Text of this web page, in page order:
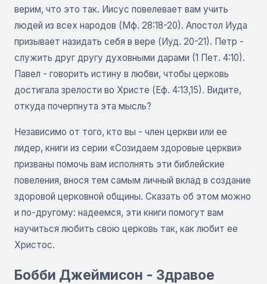
верим, что это так. Иисус повелевает вам учить
людей из всех народов (Мф. 28:18-20). Апостол Иуда
призывает назидать себя в вере (Иуд. 20-21). Петр -
служить друг другу духовными дарами (1 Пет. 4:10).
Павел - говорить истину в любви, чтобы церковь
достигала зрелости во Христе (Еф. 4:13,15). Видите,
откуда почерпнута эта мысль?
Независимо от того, кто вы - член церкви или ее
лидер, книги из серии «Созидаем здоровые церкви»
призваны помочь вам исполнять эти библейские
повеления, внося тем самым личный вклад в создание
здоровой церковной общины. Сказать об этом можно
и по-другому: надеемся, эти книги помогут вам
научиться любить свою церковь так, как любит ее
Христос.
Бобби Джеймисон - Здравое